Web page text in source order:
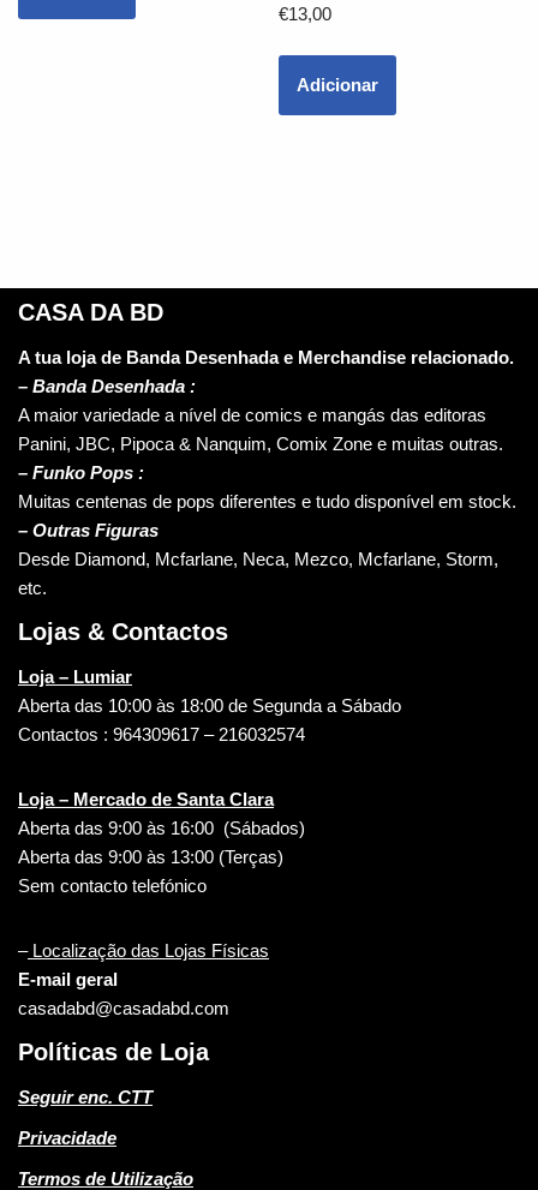
€13,00
Adicionar
CASA DA BD
A tua loja de Banda Desenhada e Merchandise relacionado.
– Banda Desenhada :
A maior variedade a nível de comics e mangás das editoras
Panini, JBC, Pipoca & Nanquim, Comix Zone e muitas outras.
– Funko Pops :
Muitas centenas de pops diferentes e tudo disponível em stock.
– Outras Figuras
Desde Diamond, Mcfarlane, Neca, Mezco, Mcfarlane, Storm,
etc.
Lojas & Contactos
Loja – Lumiar
Aberta das 10:00 às 18:00 de Segunda a Sábado
Contactos : 964309617 – 216032574
Loja – Mercado de Santa Clara
Aberta das 9:00 às 16:00 (Sábados)
Aberta das 9:00 às 13:00 (Terças)
Sem contacto telefónico
–Localização das Lojas Físicas
E-mail geral
casadabd@casadabd.com
Políticas de Loja
Seguir enc. CTT
Privacidade
Termos de Utilização